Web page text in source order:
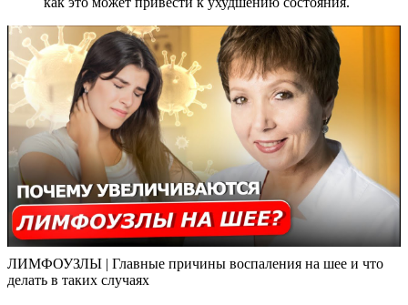
ЛИМФОУЗЛЫ | Главные причины воспаления на шее и что
делать в таких случаях